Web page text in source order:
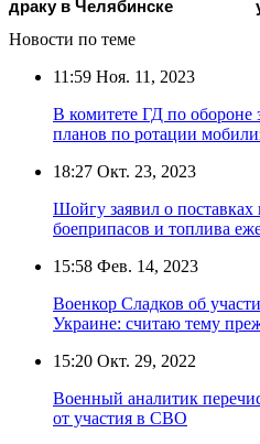
драку в Челябинске
Новости по теме
11:59 Ноя. 11, 2023
В комитете ГД по обороне
планов по ротации
18:27 Окт. 23, 2023
Шойгу заявил о
боеприпасов и топлива
15:58 Фев. 14, 2023
Военкор Сладков об
Украине: считаю тему
15:20 Окт. 29, 2022
Военный аналитик
от участия в СВО